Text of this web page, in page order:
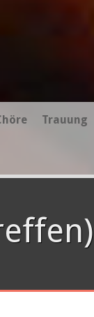
Trauung